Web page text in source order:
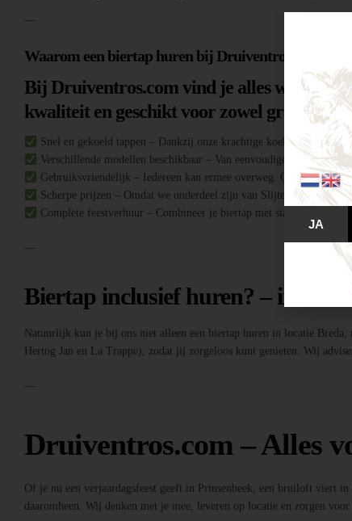
—
Waarom een biertap huren bij Druiventros.com?
Bij Druiventros.com vind je alles wat je
kwaliteit en geschikt voor zowel grote
Snel en gekoeld tappen – Dankzij onze krachtige koeltechniek
Verschillende modellen beschikbaar – Van eenvoudige biertaps tot
Gebruiksvriendelijk – Iedereen kan ermee overweg. Geen ervaring
Scherpe prijzen – Omdat we onderdeel zijn van Slijterij Breda
Complete feestverhuur – Combineer je biertap met statafels,
—
Biertap inclusief huren? – inclusief
Natuurlijk kun je bij ons niet alleen een biertap huren in locatie
Hertog Jan en La Trappe), zodat jij zorgeloos kunt genieten. Wij
—
Druiventros.com – Alles
Of je nu een verjaardagsfeest geeft in Prinsenbeek, een bruiloft viert
daaromheen. Wij denken met je mee, leveren op locatie en zorgen
JA